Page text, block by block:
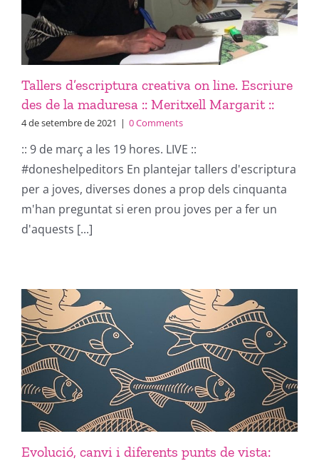
Tallers d’escriptura creativa on line. Escriure
des de la maduresa :: Meritxell Margarit ::
4 de setembre de 2021 | 0 Comments
:: 9 de març a les 19 hores. LIVE ::
#doneshelpeditors En plantejar tallers d'escriptura
per a joves, diverses dones a prop dels cinquanta
m'han preguntat si eren prou joves per a fer un
d'aquests [...]
Evolució, canvi i diferents punts de vista: